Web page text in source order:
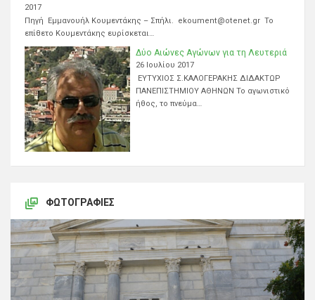
2017
Πηγή Εμμανουήλ Κουμεντάκης – Σπήλι. ekoument@otenet.gr Το
επίθετο Κουμεντάκης ευρίσκεται…
Δύο Αιώνες Αγώνων για τη Λευτεριά
26 Ιουλίου 2017
ΕΥΤΥΧΙΟΣ Σ.ΚΑΛΟΓΕΡΑΚΗΣ ΔΙΔΑΚΤΩΡ
ΠΑΝΕΠΙΣΤΗΜΙΟΥ ΑΘΗΝΩΝ Το αγωνιστικό
ήθος, το πνεύμα…
ΦΩΤΟΓΡΑΦΊΕΣ